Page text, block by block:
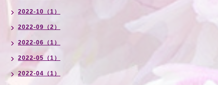
2022-10（1）
2022-09（2）
2022-06（1）
2022-05（1）
2022-04（1）